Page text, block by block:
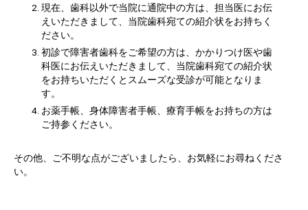
現在、歯科以外で当院に通院中の方は、担当医にお伝
えいただきまして、当院歯科宛ての紹介状をお持ちく
ださい。
初診で障害者歯科をご希望の方は、かかりつけ医や歯
科医にお伝えいただきまして、当院歯科宛ての紹介状
をお持ちいただくとスムーズな受診が可能となりま
す。
お薬手帳、身体障害者手帳、療育手帳をお持ちの方は
ご持参ください。
その他、ご不明な点がございましたら、お気軽にお尋ねくださ
い。